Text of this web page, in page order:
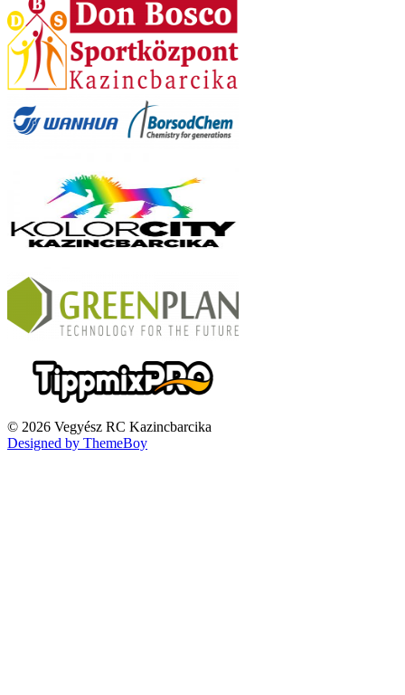
© 2026 Vegyész RC Kazincbarcika
Designed by ThemeBoy